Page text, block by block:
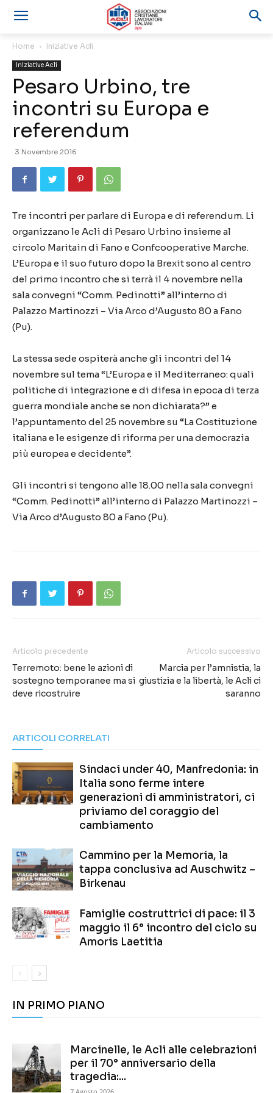
Home Iniziative Acli
Iniziative Acli
Pesaro Urbino, tre
incontri su Europa e
referendum
3 Novembre 2016
Tre incontri per parlare di Europa e di referendum. Li
organizzano le Acli di Pesaro Urbino insieme al
circolo Maritain di Fano e Confcooperative Marche.
L’Europa e il suo futuro dopo la Brexit sono al centro
del primo incontro che si terrà il 4 novembre nella
sala convegni “Comm. Pedinotti” all’interno di
Palazzo Martinozzi – Via Arco d’Augusto 80 a Fano
(Pu).
La stessa sede ospiterà anche gli incontri del 14
novembre sul tema “L’Europa e il Mediterraneo: quali
politiche di integrazione e di difesa in epoca di terza
guerra mondiale anche se non dichiarata?” e
l’appuntamento del 25 novembre su “La Costituzione
italiana e le esigenze di riforma per una democrazia
più europea e decidente”.
Gli incontri si tengono alle 18.00 nella sala convegni
“Comm. Pedinotti” all’interno di Palazzo Martinozzi –
Via Arco d’Augusto 80 a Fano (Pu).
Articolo precedente
Terremoto: bene le azioni di
sostegno temporanee ma si
deve ricostruire
Articolo successivo
Marcia per l’amnistia, la
giustizia e la libertà, le Acli ci
saranno
ARTICOLI CORRELATI
Sindaci under 40, Manfredonia: in
Italia sono ferme intere
generazioni di amministratori, ci
priviamo del coraggio del
cambiamento
Cammino per la Memoria, la
tappa conclusiva ad Auschwitz –
Birkenau
Famiglie costruttrici di pace: il 3
maggio il 6° incontro del ciclo su
Amoris Laetitia
IN PRIMO PIANO
Marcinelle, le Acli alle celebrazioni
per il 70° anniversario della
tragedia:...